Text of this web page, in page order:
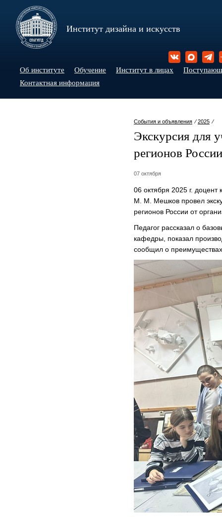
Институт дизайна и искусств
Об институте Обучение Институт в лицах
Контактная информация
События и объявления ⁄2025 ⁄
Экскурсия для
регионов России
07 октября
06 октября 2025 г.
М. М. Мешков провел
регионов России от
Педагог рассказал о
кафедры, показал
сообщил о